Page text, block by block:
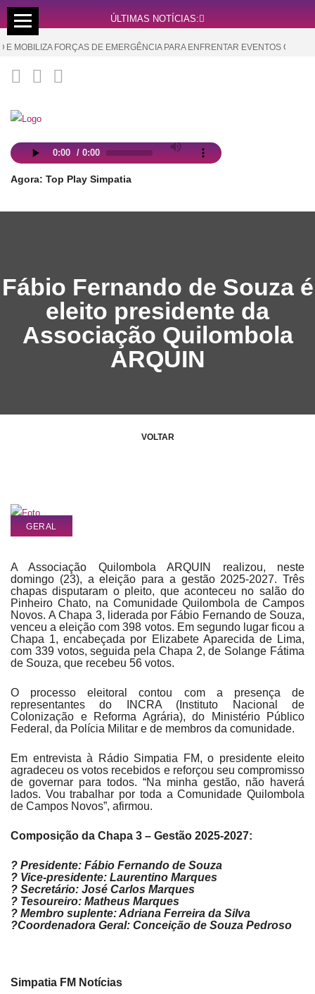
ÚLTIMAS NOTÍCIAS:
MOBILIZA FORÇAS DE EMERGÊNCIA PARA ENFRENTAR EVENTOS
Agora: Top Play Simpatia
Fábio Fernando de Souza é
eleito presidente da
Associação Quilombola
ARQUIN
VOLTAR
GERAL
A Associação Quilombola ARQUIN realizou, neste
domingo (23), a eleição para a gestão 2025-2027. Três
chapas disputaram o pleito, que aconteceu no salão do
Pinheiro Chato, na Comunidade Quilombola de Campos
Novos.A Chapa 3, liderada por Fábio Fernando de Souza,
venceu a eleição com 398 votos. Em segundo lugar ficou a
Chapa 1, encabeçada por Elizabete Aparecida de Lima,
com 339 votos, seguida pela Chapa 2, de Solange Fátima
de Souza, que recebeu 56 votos.
O processo eleitoral contou com a presença de
representantes do INCRA (Instituto Nacional de
Colonização e Reforma Agrária), do Ministério Público
Federal, da Polícia Militar e de membros da comunidade.
Em entrevista à Rádio Simpatia FM, o presidente eleito
agradeceu os votos recebidos e reforçou seu compromisso
de governar para todos. “Na minha gestão, não haverá
lados. Vou trabalhar por toda a Comunidade Quilombola
de Campos Novos”, afirmou.
Composição da Chapa 3 – Gestão 2025-2027:
? Presidente: Fábio Fernando de Souza
? Vice-presidente: Laurentino Marques
? Secretário: José Carlos Marques
? Tesoureiro: Matheus Marques
? Membro suplente: Adriana Ferreira da Silva
?Coordenadora Geral: Conceição de Souza Pedroso
Simpatia FM Notícias